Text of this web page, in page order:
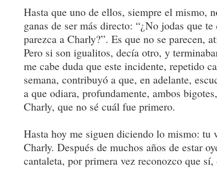
Hasta que uno de ellos, siempre el mismo,
ganas de ser más directo: “¿No jodas que
parezca a Charly?”. Es que no se parecen,
Pero si son igualitos, decía otro, y
me cabe duda que este incidente, repetido
semana, contribuyó a que, en adelante,
a que odiara, profundamente, ambos
Charly, que no sé cuál fue primero.
Hasta hoy me siguen diciendo lo mismo: tu
Charly. Después de muchos años de estar
cantaleta, por primera vez reconozco que